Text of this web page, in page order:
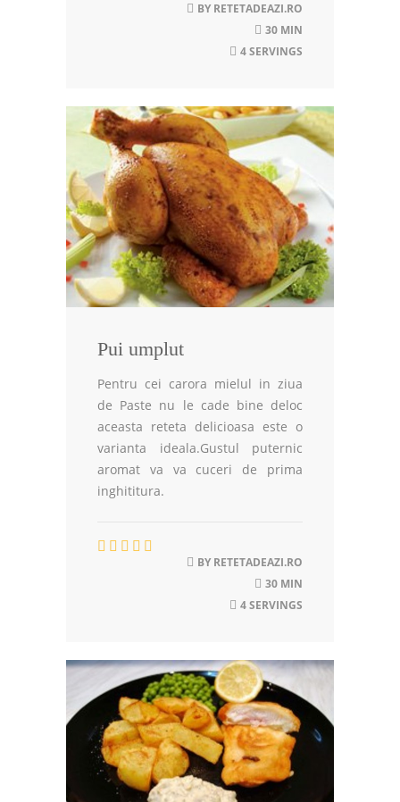
BY RETETADEAZI.RO
30 MIN
4 SERVINGS
Pui umplut
Pentru cei carora mielul in ziua
de Paste nu le cade bine deloc
aceasta reteta delicioasa este o
varianta ideala.Gustul puternic
aromat va va cuceri de prima
inghititura.
BY RETETADEAZI.RO
30 MIN
4 SERVINGS